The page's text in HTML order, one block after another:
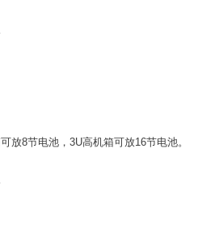
放8节电池，3U高机箱可放16节电池。